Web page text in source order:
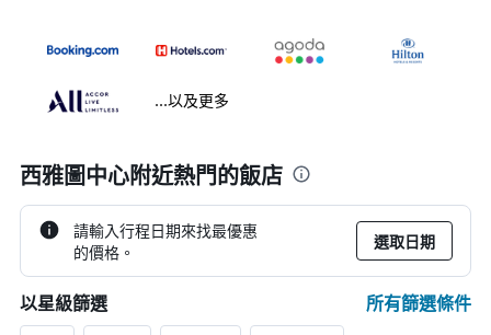
...以及更多
西雅圖中心附近熱門的飯店
請輸入行程日期來找最優惠
的價格。
選取日期
以星級篩選 所有篩選條件